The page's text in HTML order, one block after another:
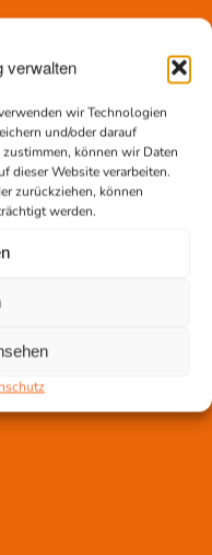
verwalten
wir Technologien
und/oder darauf
können wir Daten
dieser Website verarbeiten.
zurückziehen, können
werden.